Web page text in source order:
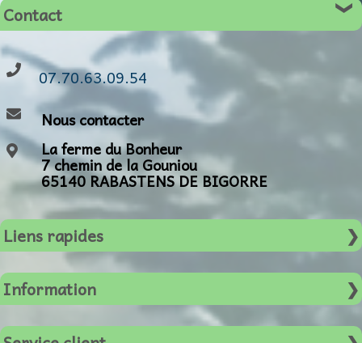
Contact
07.70.63.09.54
Nous contacter
La ferme du Bonheur
7 chemin de la Gouniou
65140 RABASTENS DE BIGORRE
Liens rapides
Accueil
En vedette
Spéciaux
Information
Carte du site